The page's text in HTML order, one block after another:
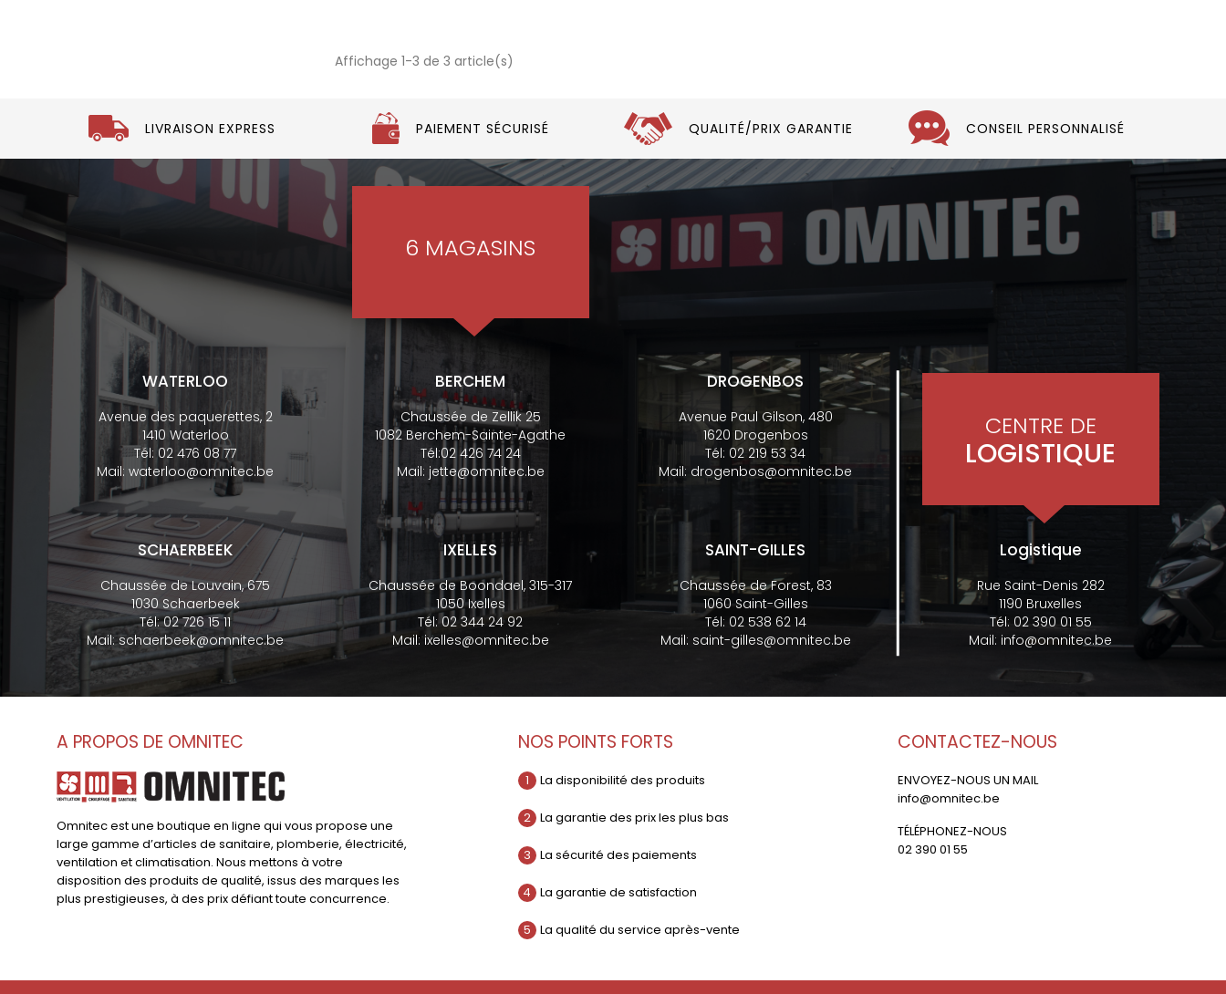
Affichage 1-3 de 3 article(s)
LIVRAISON EXPRESS PAIEMENT SÉCURISÉ QUALITÉ/PRIX GARANTIE CONSEIL PERSONNALISÉ
6 MAGASINS
WATERLOO
Avenue des paquerettes, 2
1410 Waterloo
Tél: 02 476 08 77
Mail:waterloo@omnitec.be
SCHAERBEEK
Chaussée de Louvain, 675
1030 Schaerbeek
Tél:02 726 15 11
Mail:schaerbeek@omnitec.be
BERCHEM
Chaussée de Zellik 25
1082 Berchem-Sainte-Agathe
Tél:02 426 74 24
Mail: jette@omnitec.be
IXELLES
Chaussée de Boondael, 315-317
1050 Ixelles
Tél:02 344 24 92
Mail:ixelles@omnitec.be
DROGENBOS
Avenue Paul Gilson, 480
1620 Drogenbos
Tél: 02 219 53 34
Mail: drogenbos@omnitec.be
SAINT-GILLES
Chaussée de Forest, 83
1060 Saint-Gilles
Tél: 02 538 62 14
Mail: saint-gilles@omnitec.be
CENTRE DE
LOGISTIQUE
Logistique
Rue Saint-Denis 282
1190 Bruxelles
Tél: 02 390 01 55
Mail: info@omnitec.be
A PROPOS DE OMNITEC
Omnitec est une boutique en ligne qui vous propose une
large gamme d’articles de sanitaire, plomberie, électricité,
ventilation et climatisation. Nous mettons à votre
disposition des produits de qualité, issus des marques les
plus prestigieuses, à des prix défiant toute concurrence.
NOS POINTS FORTS
1 La disponibilité des produits
2 La garantie des prix les plus bas
3 La sécurité des paiements
4 La garantie de satisfaction
5 La qualité du service après-vente
CONTACTEZ-NOUS
ENVOYEZ-NOUS UN MAIL
info@omnitec.be
TÉLÉPHONEZ-NOUS
02 390 01 55